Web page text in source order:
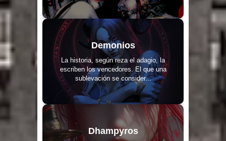
Demonios
La historia, según reza el adagio, la
escriben los vencedores. El que una
sublevación se consider...
Dhampyros